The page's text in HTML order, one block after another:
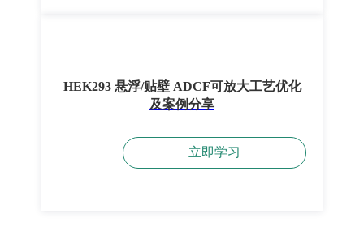
HEK293 悬浮/贴壁 ADCF可放大工艺优化
及案例分享
立即学习